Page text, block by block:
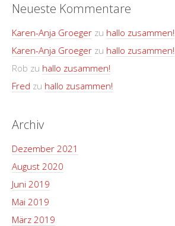
Neueste Kommentare
Karen-Anja Groeger zu hallo zusammen!
Karen-Anja Groeger zu hallo zusammen!
Rob zu hallo zusammen!
Fred zu hallo zusammen!
Archiv
Dezember 2021
August 2020
Juni 2019
Mai 2019
März 2019